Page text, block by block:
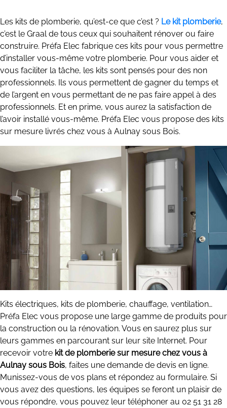
Les kits de plomberie, qu’est-ce que c’est ? Le kit plomberie,
c’est le Graal de tous ceux qui souhaitent rénover ou faire
construire. Préfa Elec fabrique ces kits pour vous permettre
d’installer vous-même votre plomberie. Pour vous aider et
vous faciliter la tâche, les kits sont pensés pour des non
professionnels. Ils vous permettent de gagner du temps et
de l’argent en vous permettant de ne pas faire appel à des
professionnels. Et en prime, vous aurez la satisfaction de
l’avoir installé vous-même. Préfa Elec vous propose des kits
sur mesure livrés chez vous à Aulnay sous Bois.
Kits électriques, kits de plomberie, chauffage, ventilation…
Préfa Elec vous propose une large gamme de produits pour
la construction ou la rénovation. Vous en saurez plus sur
leurs gammes en parcourant sur leur site Internet. Pour
recevoir votre kit de plomberie sur mesure chez vous à
Aulnay sous Bois, faites une demande de devis en ligne.
Munissez-vous de vos plans et répondez au formulaire. Si
vous avez des questions, les équipes se feront un plaisir de
vous répondre, vous pouvez leur téléphoner au 02 51 31 28